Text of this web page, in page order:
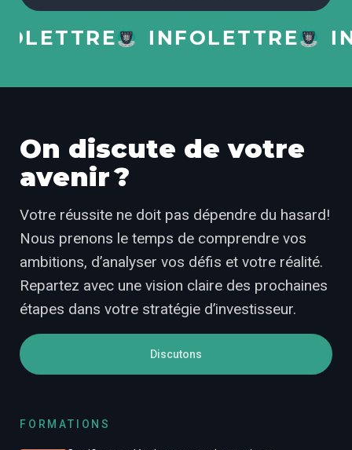
INFOLETTRE
On discute de votre
avenir ?
Votre réussite ne doit pas dépendre du hasard!
Nous prenons le temps de comprendre vos
ambitions, d’analyser vos défis et votre réalité.
Repartez avec une vision claire des prochaines
étapes dans votre stratégie d’investisseur.
Discutons
FORMATIONS